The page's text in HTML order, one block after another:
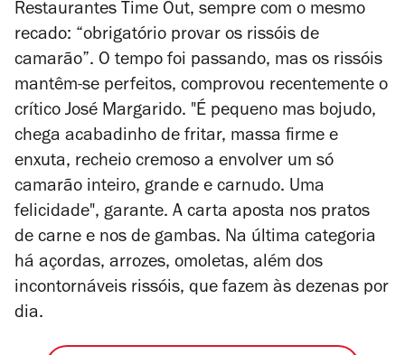
Restaurantes Time Out, sempre com o mesmo
recado: “obrigatório provar os rissóis de
camarão”. O tempo foi passando, mas os rissóis
mantêm-se perfeitos, comprovou recentemente o
crítico José Margarido. "É pequeno mas bojudo,
chega acabadinho de fritar, massa firme e
enxuta, recheio cremoso a envolver um só
camarão inteiro, grande e carnudo. Uma
felicidade", garante. A carta aposta nos pratos
de carne e nos de gambas. Na última categoria
há açordas, arrozes, omoletas, além dos
incontornáveis rissóis, que fazem às dezenas por
dia.